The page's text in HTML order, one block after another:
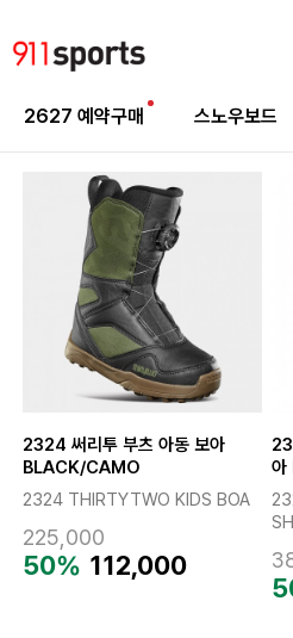
2627 예약구매 스노우보드
2324 써리투 부츠 아동 보아
BLACK/CAMO
2324 THIRTYTWO KIDS BOA
225,000
50% 112,000
아